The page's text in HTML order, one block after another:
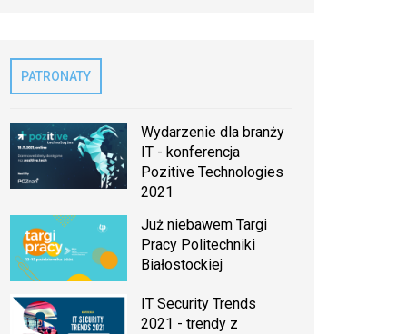
PATRONATY
Wydarzenie dla branży
IT - konferencja
Pozitive Technologies
2021
Już niebawem Targi
Pracy Politechniki
Białostockiej
IT Security Trends
2021 - trendy z